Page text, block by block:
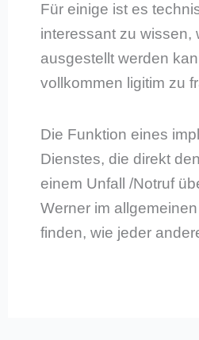
Für einige ist es
interessant zu wissen,
ausgestellt werden
vollkommen ligitim zu
Die Funktion eines
Dienstes, die direkt
einem Unfall /Notruf
Werner im
finden, wie jeder